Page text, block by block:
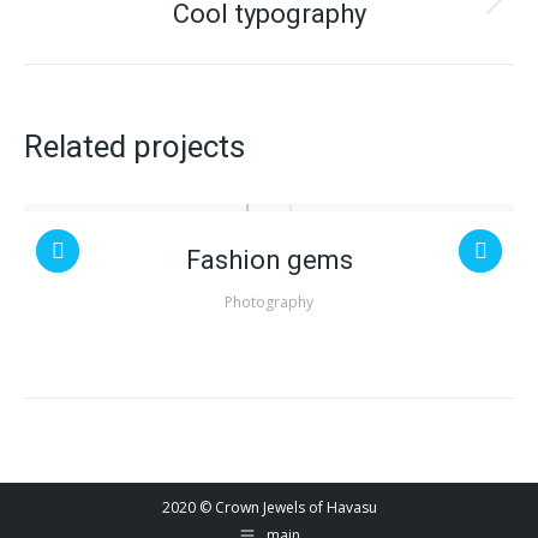
Next
Cool typography
Related projects
Fashion gems
Photography
2020 © Crown Jewels of Havasu